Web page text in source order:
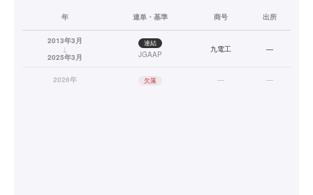
年 連単・基準 商号 出所
2013年3月
↓
2025年3月
連結
JGAAP
九電工 —
2026年 欠落 — —